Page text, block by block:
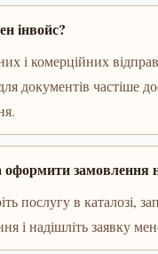
інвойс?
і комерційних
документів частіше
замовлення
послугу в каталозі,
і надішліть заявку